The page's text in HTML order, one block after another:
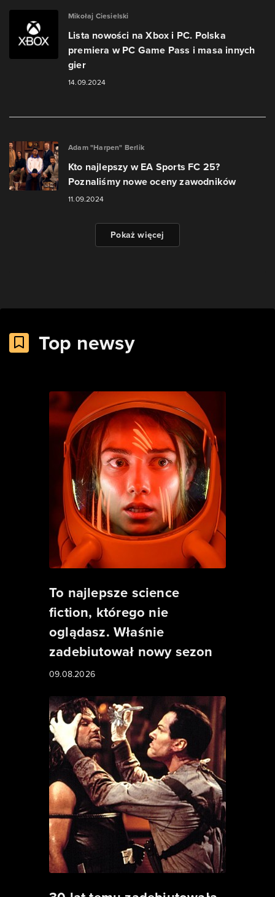
Mikołaj Ciesielski
Lista nowości na Xbox i PC. Polska
premiera w PC Game Pass i masa innych
gier
14.09.2024
Adam "Harpen" Berlik
Kto najlepszy w EA Sports FC 25?
Poznaliśmy nowe oceny zawodników
11.09.2024
Pokaż więcej
Top newsy
To najlepsze science
fiction, którego nie
oglądasz. Właśnie
zadebiutował nowy sezon
09.08.2026